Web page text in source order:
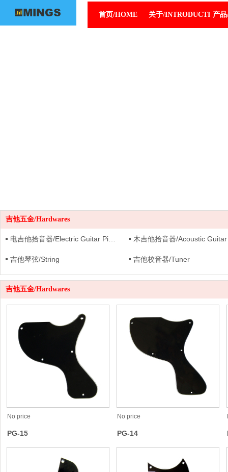
首页/HOME 关于/INTRODUCTION
产
吉他五金/Hardwares
吉他琴弦/String 吉他校音器/Tuner
吉他五金/Hardwares
No price
PG-15
No price
PG-14